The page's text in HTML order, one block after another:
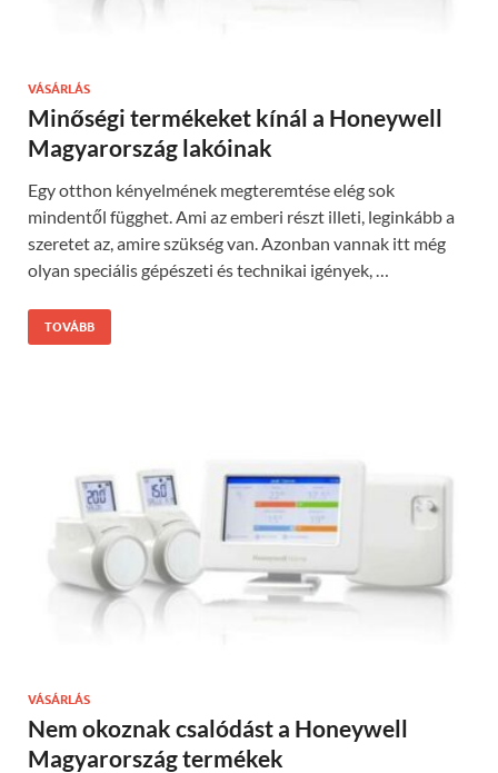
VÁSÁRLÁS
Minőségi termékeket kínál a Honeywell
Magyarország lakóinak
Egy otthon kényelmének megteremtése elég sok
mindentől függhet. Ami az emberi részt illeti, leginkább a
szeretet az, amire szükség van. Azonban vannak itt még
olyan speciális gépészeti és technikai igények, …
TOVÁBB
VÁSÁRLÁS
Nem okoznak csalódást a Honeywell
Magyarország termékek